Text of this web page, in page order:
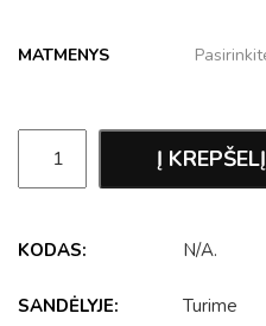
MATMENYS
Į KREPŠELĮ
KODAS: N/A.
SANDĖLYJE: Turime